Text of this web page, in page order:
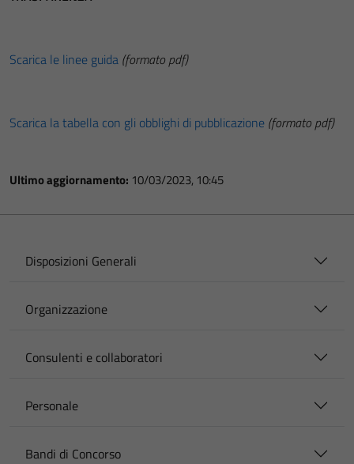
Scarica le linee guida (formato pdf)
Scarica la tabella con gli obblighi di pubblicazione (formato pdf)
Ultimo aggiornamento: 10/03/2023, 10:45
Disposizioni Generali
Organizzazione
Consulenti e collaboratori
Personale
Bandi di Concorso